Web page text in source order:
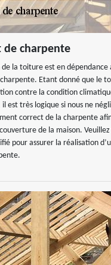
de charpente
la toiture est en dépendance
Etant donné que le
contre la condition
est très logique si nous ne
correct de la charpente afin
de la maison.
pour assurer la réalisation